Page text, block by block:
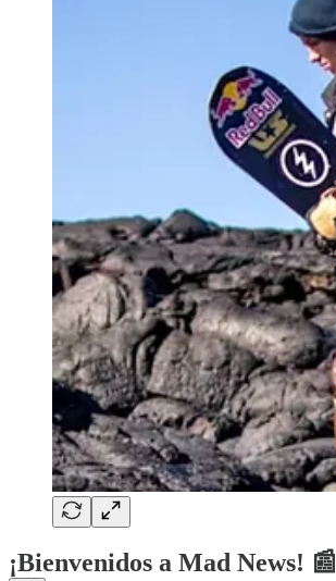
¡Bienvenidos a Mad News! 📰